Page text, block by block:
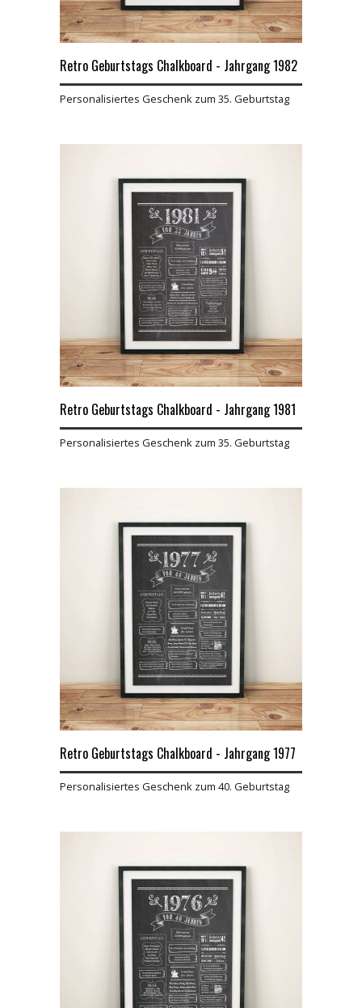
Retro Geburtstags Chalkboard - Jahrgang 1982
Personalisiertes Geschenk zum 35. Geburtstag
Retro Geburtstags Chalkboard - Jahrgang 1981
Personalisiertes Geschenk zum 35. Geburtstag
Retro Geburtstags Chalkboard - Jahrgang 1977
Personalisiertes Geschenk zum 40. Geburtstag